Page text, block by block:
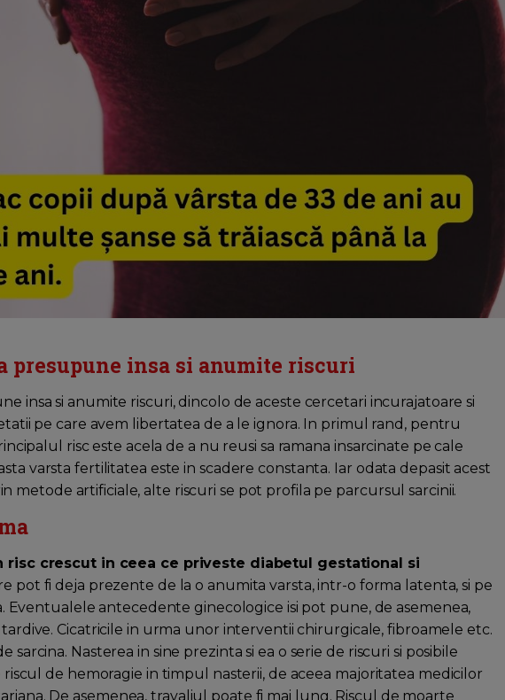
presupune insa si anumite riscuri
insa si anumite riscuri, dincolo de aceste cercetari incurajatoare si
pe care avem libertatea de a le ignora. In primul rand, pentru
risc este acela de a nu reusi sa ramana insarcinate pe cale
varsta fertilitatea este in scadere constanta. Iar odata depasit acest
metode artificiale, alte riscuri se pot profila pe parcursul sarcinii.
risc crescut in ceea ce priveste diabetul gestational si
pot fi deja prezente de la o anumita varsta, intr-o forma latenta, si pe
Eventualele antecedente ginecologice isi pot pune, de asemenea,
Cicatricile in urma unor interventii chirurgicale, fibroamele etc.
Nasterea in sine prezinta si ea o serie de riscuri si posibile
riscul de hemoragie in timpul nasterii, de aceea majoritatea medicilor
De asemenea, travaliul poate fi mai lung. Riscul de moarte